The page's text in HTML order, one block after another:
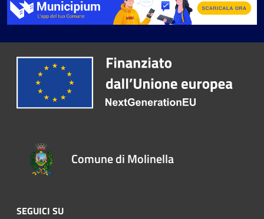
Comune di Molinella
SEGUICI SU